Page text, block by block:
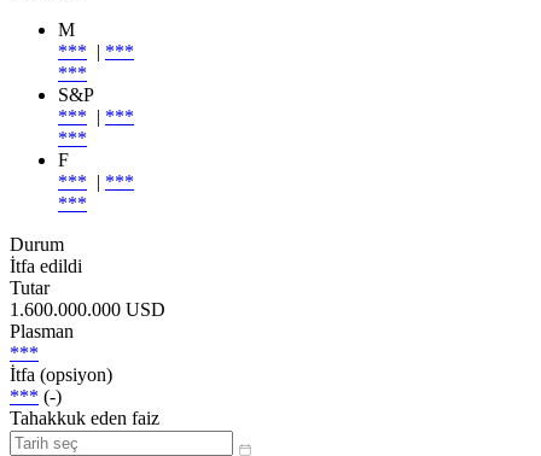
M
*** | ***
***
S&P
*** | ***
***
F
*** | ***
***
Durum
İtfa edildi
Tutar
1.600.000.000 USD
Plasman
***
İtfa (opsiyon)
*** (-)
Tahakkuk eden faiz